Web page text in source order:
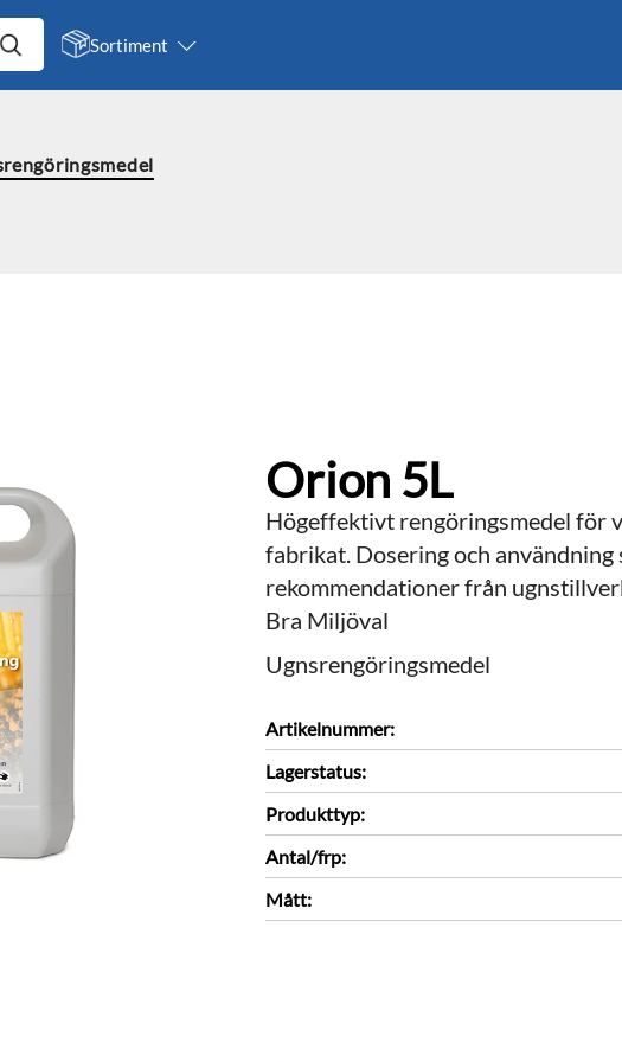
Sortiment
Orion 5L
Högeffektivt rengöringsmedel för
fabrikat. Dosering och användning
rekommendationer från
Bra Miljöval
Ugnsrengöringsmedel
Artikelnummer:
Lagerstatus:
Produkttyp:
Antal/frp:
Mått: